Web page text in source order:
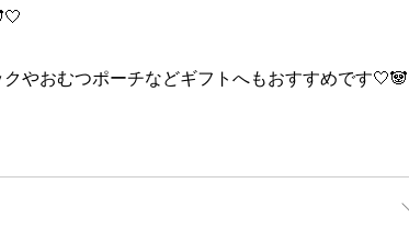
やおむつポーチなどギフトへもおすすめです🤍🐼